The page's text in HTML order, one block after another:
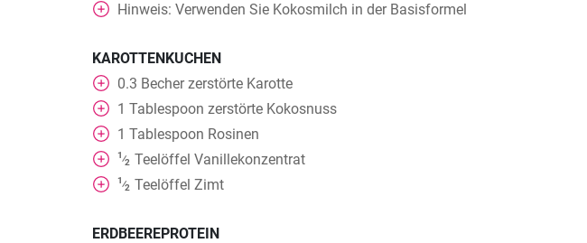
Hinweis: Verwenden Sie Kokosmilch in der Basisformel
KAROTTENKUCHEN
0.3 Becher zerstörte Karotte
1 Tablespoon zerstörte Kokosnuss
1 Tablespoon Rosinen
1⁄2 Teelöffel Vanillekonzentrat
1⁄2 Teelöffel Zimt
ERDBEEREPROTEIN